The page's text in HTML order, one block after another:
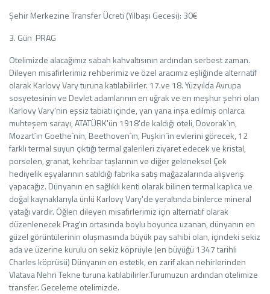
Şehir Merkezine Transfer Ücreti (Yılbaşı Gecesi): 30€
3. Gün PRAG
Otelimizde alacağımız sabah kahvaltısının ardından serbest zaman.
Dileyen misafirlerimiz rehberimiz ve özel aracımız eşliğinde alternatif
olarak Karlovy Vary turuna katılabilirler. 17.ve 18. Yüzyılda Avrupa
sosyetesinin ve Devlet adamlarının en uğrak ve en meşhur şehri olan
Karlovy Vary'nin eşsiz tabiatı içinde, yan yana inşa edilmiş onlarca
muhteşem sarayı, ATATÜRK'ün 1918'de kaldığı oteli, Dovorak`ın,
Mozart`ın Goethe`nin, Beethoven`ın, Puşkin`in evlerini görecek, 12
farklı termal suyun çıktığı termal galerileri ziyaret edecek ve kristal,
porselen, granat, kehribar taşlarının ve diğer geleneksel Çek
hediyelik eşyalarının satıldığı fabrika satış mağazalarında alışveriş
yapacağız. Dünyanın en sağlıklı kenti olarak bilinen termal kaplıca ve
doğal kaynaklarıyla ünlü Karlovy Vary'de yeraltında binlerce mineral
yatağı vardır. Öğlen dileyen misafirlerimiz için alternatif olarak
düzenlenecek Prag'ın ortasında boylu boyunca uzanan, dünyanın en
güzel görüntülerinin oluşmasında büyük pay sahibi olan, içindeki sekiz
ada ve üzerine kurulu on sekiz köprüyle (en büyüğü 1347 tarihli
Charles köprüsü) Dünyanın en estetik, en zarif akan nehirlerinden
Vlatava Nehri Tekne turuna katılabilirler.Turumuzun ardından otelimize
transfer. Geceleme otelimizde.